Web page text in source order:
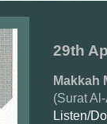
29th
Makkah
(Surat
Listen/